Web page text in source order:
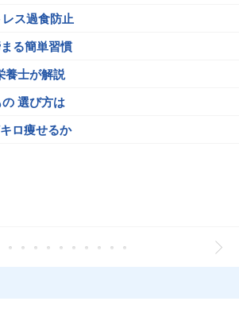
ス過食防止
る簡単習慣
養士が解説
選び方は
ロ痩せるか